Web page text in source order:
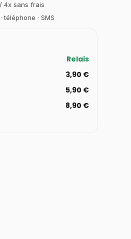
4x sans frais
téléphone · SMS
Relais
3,90 €
5,90 €
8,90 €